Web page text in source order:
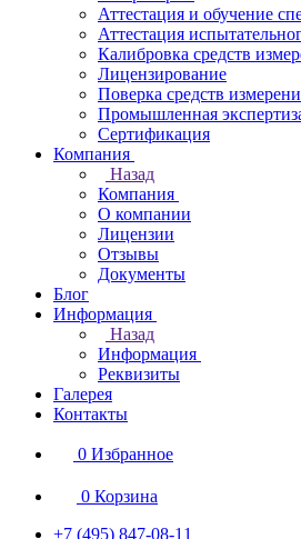
Аттестация и обучение
Аттестация
Калибровка средств
Лицензирование
Поверка средств
Промышленная
Сертификация
Компания
Назад
Компания
О компании
Лицензии
Отзывы
Документы
Блог
Информация
Назад
Информация
Реквизиты
Галерея
Контакты
0 Избранное
0 Корзина
+7 (495) 847-08-11